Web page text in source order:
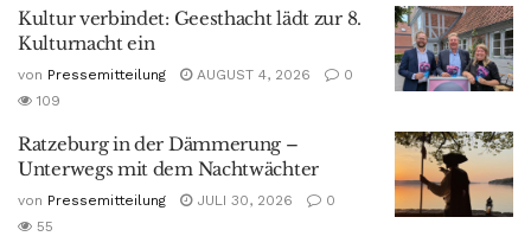
Kultur verbindet: Geesthacht lädt zur 8.
Kulturnacht ein
von Pressemitteilung AUGUST 4, 2026
0
109
Ratzeburg in der Dämmerung –
Unterwegs mit dem Nachtwächter
von Pressemitteilung JULI 30, 2026
0
55